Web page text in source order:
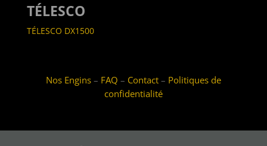
TÉLESCO
TÉLESCO DX1500
Nos Engins– FAQ – Contact– Politiques de
confidentialité